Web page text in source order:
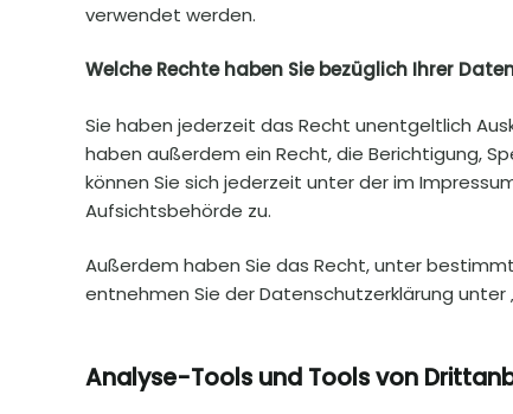
verwendet werden.
Welche Rechte haben Sie bezüglich Ihrer
Sie haben jederzeit das Recht unentgeltlich
haben außerdem ein Recht, die Berichtigung,
können Sie sich jederzeit unter der im
Aufsichtsbehörde zu.
Außerdem haben Sie das Recht, unter
entnehmen Sie der Datenschutzerklärung unter
Analyse-Tools und Tools von